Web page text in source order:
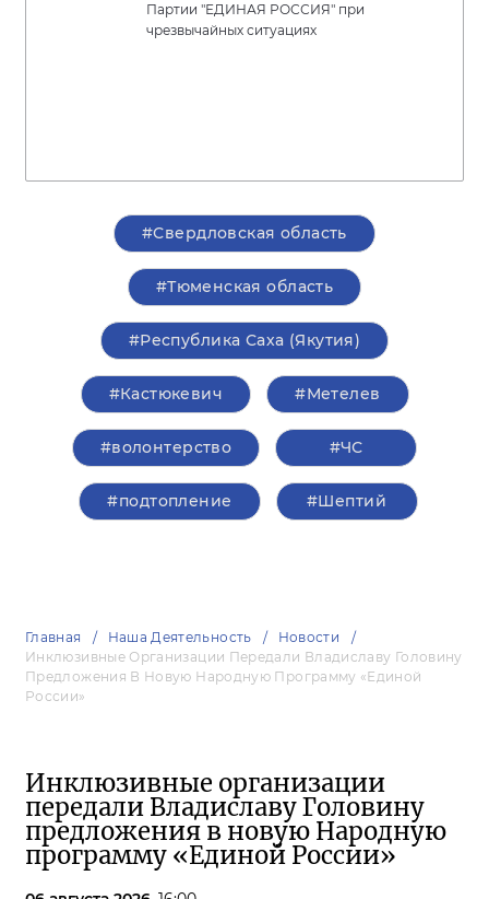
Партии "ЕДИНАЯ РОССИЯ" при
чрезвычайных ситуациях
#Свердловская область
#Тюменская область
#Республика Саха (Якутия)
#Кастюкевич #Метелев
#волонтерство #ЧС
#подтопление #Шептий
Главная Наша Деятельность
Новости
Инклюзивные Организации Передали Владиславу Головину
Предложения В Новую Народную Программу «Единой
России»
Инклюзивные организации
передали Владиславу Головину
предложения в новую Народную
программу «Единой России»